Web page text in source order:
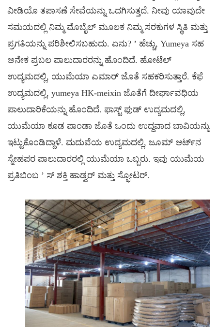
ವೀಡಿಯೊ ತಪಾಸಣೆ ಸೇವೆಯನ್ನು ಒದಗಿಸುತ್ತದೆ. ನೀವು ಯಾವುದೇ
ಸಮಯದಲ್ಲಿ ನಿಮ್ಮ ಮೊಬೈಲ್ ಮೂಲಕ ನಿಮ್ಮ ಸರಕುಗಳ ಸ್ಥಿತಿ ಮತ್ತು
ಪ್ರಗತಿಯನ್ನು ಪರಿಶೀಲಿಸಬಹುದು. ಏನು? ’ ಹೆಚ್ಚು, Yumeya ಸಹ
ಅನೇಕ ಪ್ರಬಲ ಪಾಲುದಾರರನ್ನು ಹೊಂದಿದೆ. ಹೋಟೆಲ್
ಉದ್ಯಮದಲ್ಲಿ, ಯುಮೆಯಾ ಎಮಾರ್ ಜೊತೆ ಸಹಕರಿಸುತ್ತಾರೆ. ಕೆಫೆ
ಉದ್ಯಮದಲ್ಲಿ, yumeya HK-meixin ಜೊತೆಗೆ ದೀರ್ಘಾವಧಿಯ
ಪಾಲುದಾರಿಕೆಯನ್ನು ಹೊಂದಿದೆ. ಫಾಸ್ಟ್ ಫುಡ್ ಉದ್ಯಮದಲ್ಲಿ,
ಯುಮೆಯಾ ಕೂಡ ಪಾಂಡಾ ಜೊತೆ ಒಂದು ಉದ್ದವಾದ ಬಾವಿಯನ್ನು
ಇಟ್ಟುಕೊಂಡಿದ್ದಾಳೆ. ಮದುವೆಯ ಉದ್ಯಮದಲ್ಲಿ, ಜೂಮ್ ಆರ್ಟ್‌ನ
ಸ್ನೇಹಪರ ಪಾಲುದಾರರಲ್ಲಿ ಯುಮೆಯಾ ಒಬ್ಬರು. ಇವು ಯುಮೆಯ
ಪ್ರತಿಬಿಂಬ ’ ಸ್ ಶಕ್ತಿ ಹಾಡ್ವರ್ ಮತ್ತು ಸ್ಫೋಟರ್.